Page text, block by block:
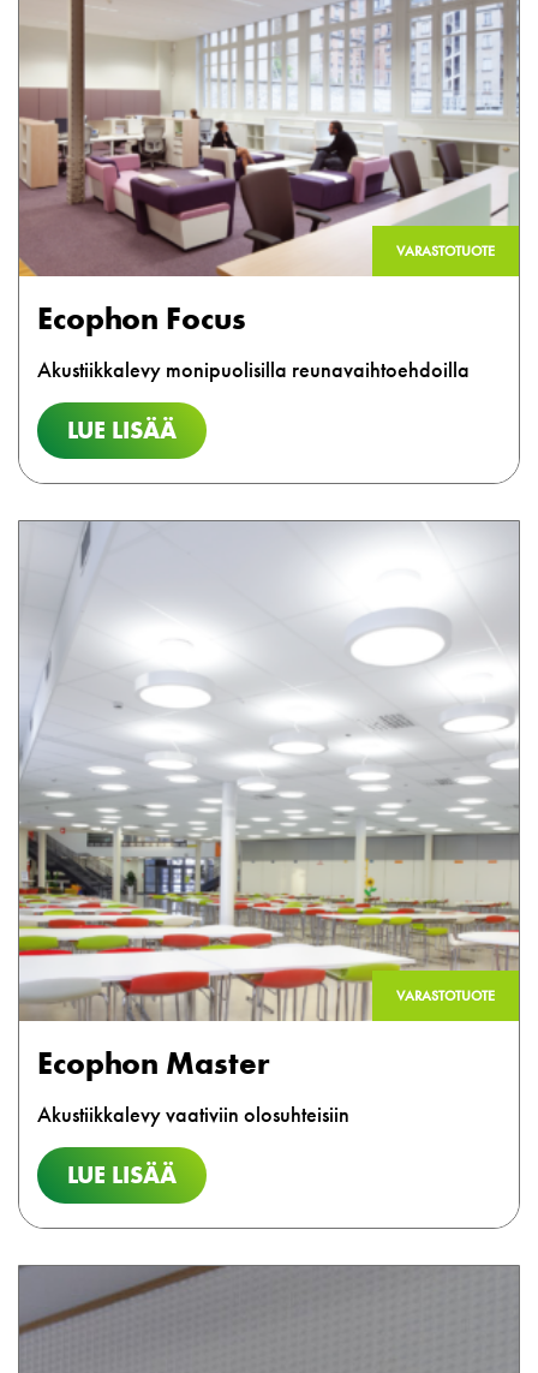
VARASTOTUOTE
Ecophon Focus
Akustiikkalevy monipuolisilla reunavaihtoehdoilla
LUE LISÄÄ
VARASTOTUOTE
Ecophon Master
Akustiikkalevy vaativiin olosuhteisiin
LUE LISÄÄ